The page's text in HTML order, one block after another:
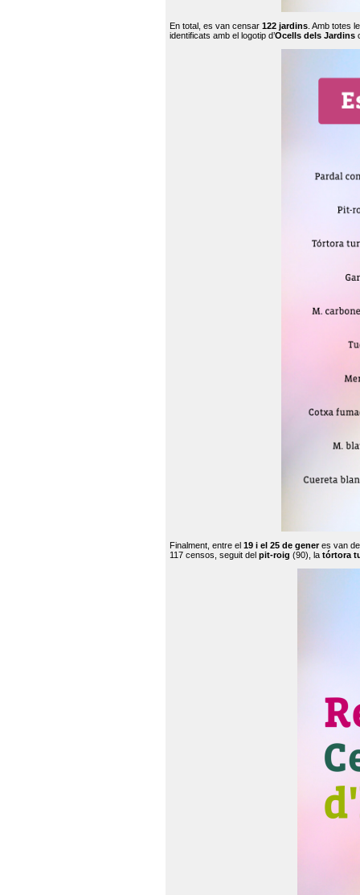
En total, es van censar 122 jardins . Amb totes
identificats amb el logotip d’Ocells dels Jardins
Finalment, entre el 19 i el 25 de generes van
117 censos, seguit del pit-roig (90), la tórtora